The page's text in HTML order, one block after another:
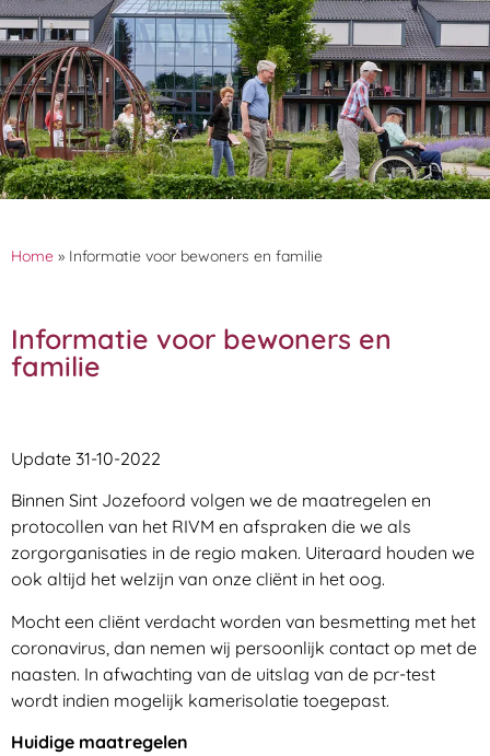
Home » Informatie voor bewoners en familie
Informatie voor bewoners en
familie
Update 31-10-2022
Binnen Sint Jozefoord volgen we de maatregelen en
protocollen van het RIVM en afspraken die we als
zorgorganisaties in de regio maken. Uiteraard houden we
ook altijd het welzijn van onze cliënt in het oog.
Mocht een cliënt verdacht worden van besmetting met het
coronavirus, dan nemen wij persoonlijk contact op met de
naasten. In afwachting van de uitslag van de pcr-test
wordt indien mogelijk kamerisolatie toegepast.
Huidige maatregelen